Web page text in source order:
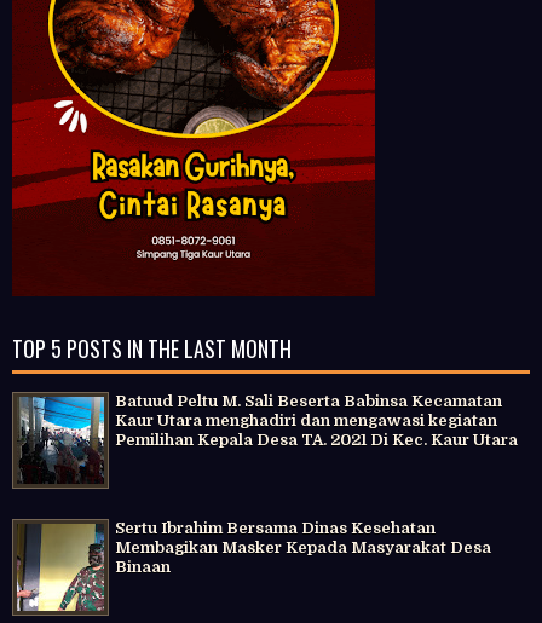
TOP 5 POSTS IN THE LAST MONTH
Batuud Peltu M. Sali Beserta Babinsa Kecamatan
Kaur Utara menghadiri dan mengawasi kegiatan
Pemilihan Kepala Desa TA. 2021 Di Kec. Kaur Utara
Sertu Ibrahim Bersama Dinas Kesehatan
Membagikan Masker Kepada Masyarakat Desa
Binaan